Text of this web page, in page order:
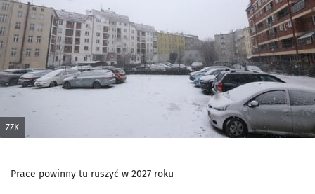
ZZK
Prace powinny tu ruszyć w 2027 roku